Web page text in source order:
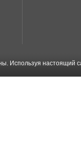
Используя настоящий